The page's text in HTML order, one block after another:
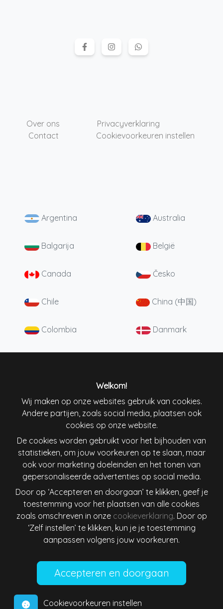
Over ons
Privacyverklaring
Contact
Cookievoorkeuren instellen
Argentina Australia
Balgarija België
Canada Česko
Chile China (中国)
Colombia Danmark
Ireland Italiana
Lietuva Magyarország
Nederland New Zealand
Österreich Polska
Schweiz Singapore
Welkom!
Wij maken op onze websites gebruik van cookies.
Andere partijen, zoals social media, plaatsen ook
cookies op onze website.
De cookies worden gebruikt voor het bijhouden van
statistieken, om jouw voorkeuren op te slaan, maar
ook voor marketing doeleinden en het tonen van
gepersonaliseerde advertenties op social media.
Door op ‘Accepteren en doorgaan’ te klikken, geef je
toestemming voor het plaatsen van alle cookies
zoals omschreven in onze cookieverklaring. Door op
‘Zelf instellen’ te klikken, kun je je toestemming
aanpassen volgens jouw voorkeuren.
Cookievoorkeuren instellen